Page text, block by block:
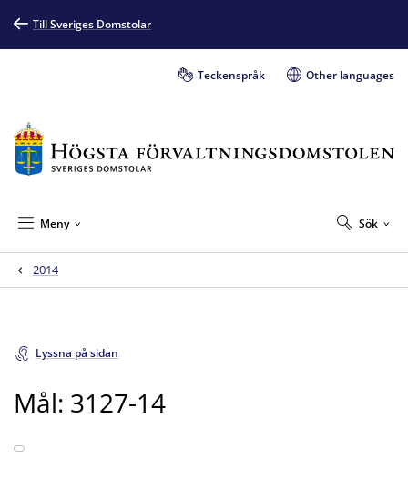
Till Sveriges Domstolar
Teckenspråk Other languages
Sök
Meny
2014
Lyssna på sidan
Mål: 3127-14